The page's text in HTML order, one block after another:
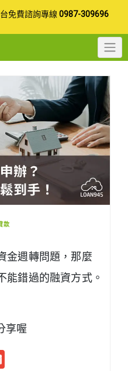
免費諮詢專線 0987-309696
款
金週轉問題，那麼
能錯過的融資方式。
享喔